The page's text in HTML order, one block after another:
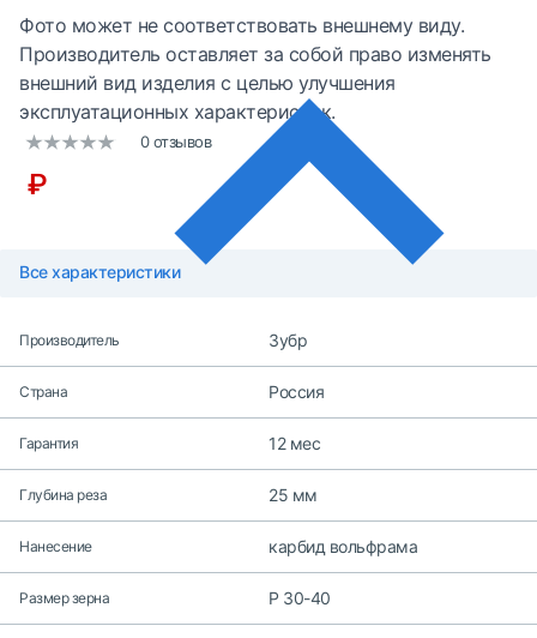
Фото может не соответствовать внешнему виду.
Производитель оставляет за собой право изменять
внешний вид изделия с целью улучшения
эксплуатационных характеристик.
0 отзывов
₽
Все характеристики
Производитель Зубр
Страна Россия
Гарантия 12 мес
Глубина реза 25 мм
Нанесение карбид вольфрама
Размер зерна Р 30-40